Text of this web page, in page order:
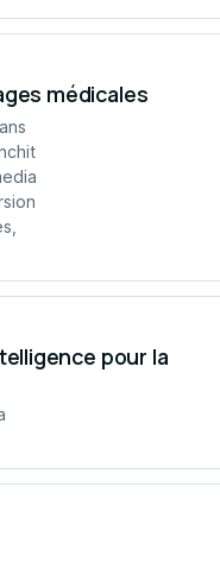
médicales
pour la